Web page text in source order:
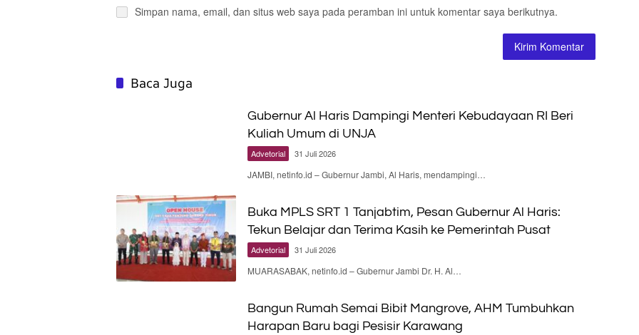
Simpan nama, email, dan situs web saya pada peramban ini untuk komentar saya berikutnya.
Baca Juga
Gubernur Al Haris Dampingi Menteri Kebudayaan RI Beri
Kuliah Umum di UNJA
Advetorial 31 Juli 2026
JAMBI, netinfo.id – Gubernur Jambi, Al Haris, mendampingi…
Buka MPLS SRT 1 Tanjabtim, Pesan Gubernur Al Haris:
Tekun Belajar dan Terima Kasih ke Pemerintah Pusat
Advetorial 31 Juli 2026
MUARASABAK, netinfo.id – Gubernur Jambi Dr. H. Al…
Bangun Rumah Semai Bibit Mangrove, AHM Tumbuhkan
Harapan Baru bagi Pesisir Karawang